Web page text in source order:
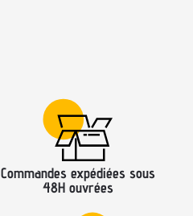
Commandes expédiées sous
48H ouvrées